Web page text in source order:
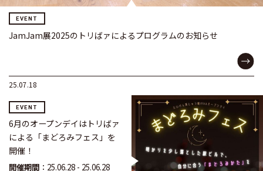
EVENT
JamJam展2025のトリばァによるプログラムのお知らせ
25.07.18
EVENT
6月のオープンデイはトリばァ
による「まどろみフェス」を
開催！
開催期間 ：25.06.28 - 25.06.28